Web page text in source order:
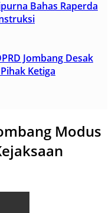
Bahas Raperda
Jombang Desak
Ketiga
Modus